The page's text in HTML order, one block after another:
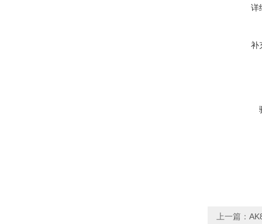
详
补
上一篇：